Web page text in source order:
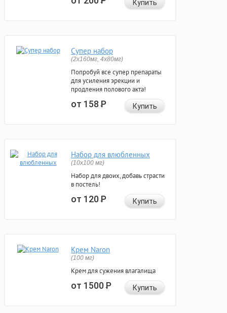
Купить
Супер набор
(2х160мг, 4х80мг)
Попробуй все супер препараты
для усиления эрекции и
продления полового акта!
от 158Р Купить
Набор для влюбленных
(10х100 мг)
Набор для двоих, добавь страсти
в постель!
от 120Р Купить
Крем Naron
(100 мг)
Крем для сужения влагалища
от 1500Р Купить